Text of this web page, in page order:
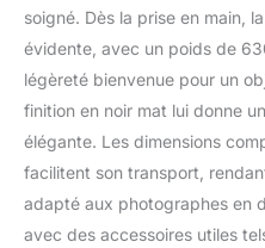
soigné. Dès la prise en main,
évidente, avec un poids de
légèreté bienvenue pour un
finition en noir mat lui donne
élégante. Les dimensions
facilitent son transport,
adapté aux photographes en
avec des accessoires utiles